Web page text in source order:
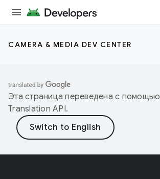
CAMERA & MEDIA DEV CENTER
Эта страница переведена с помощью
Translation API.